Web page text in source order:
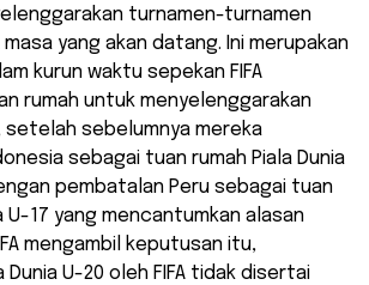
turnamen-turnamen
yang akan datang. Ini merupakan
kurun waktu sepekan FIFA
rumah untuk menyelenggarakan
setelah sebelumnya mereka
sebagai tuan rumah Piala Dunia
pembatalan Peru sebagai tuan
U-17 yang mencantumkan alasan
mengambil keputusan itu,
U-20 oleh FIFA tidak disertai